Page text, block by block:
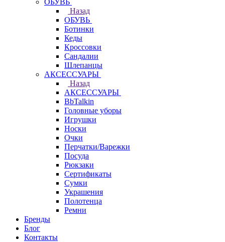
ОБУВЬ
Назад
ОБУВЬ
Ботинки
Кеды
Кроссовки
Сандалии
Шлепанцы
АКСЕССУАРЫ
Назад
АКСЕССУАРЫ
BbTalkin
Головные уборы
Игрушки
Носки
Очки
Перчатки/Варежки
Посуда
Рюкзаки
Сертификаты
Сумки
Украшения
Полотенца
Ремни
Бренды
Блог
Контакты